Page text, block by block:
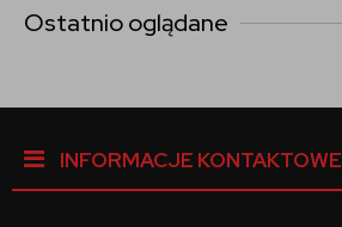
Ostatnio oglądane
INFORMACJE KONTAKTOWE